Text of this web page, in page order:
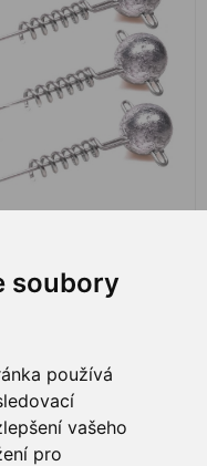
soubory
používá
vašeho
pro
70,00 Kč